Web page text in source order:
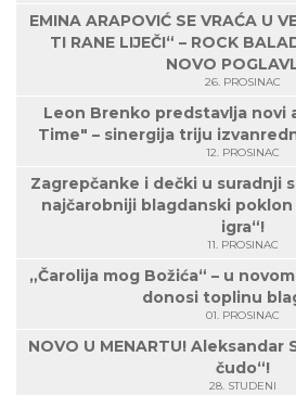
EMINA ARAPOVIĆ SE VRAĆA U
TI RANE LIJEČI“ – ROCK
NOVO
26. PROSINAC
Leon Brenko predstavlja novi
Time" – sinergija triju
12. PROSINAC
Zagrepčanke i dečki u suradnji
najčarobniji blagdanski poklon
igra“!
11. PROSINAC
„Čarolija mog Božića“ – u
donosi toplinu
01. PROSINAC
NOVO U MENARTU! Aleksandar
čudo“!
28. STUDENI